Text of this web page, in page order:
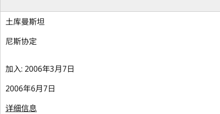
土库曼斯坦
尼斯协定
加入: 2006年3月7日
2006年6月7日
详细信息